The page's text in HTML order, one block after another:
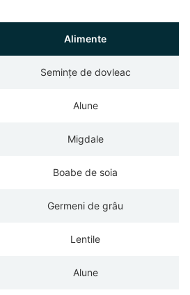
Alimente
Semințe de dovleac
Alune
Migdale
Boabe de soia
Germeni de grâu
Lentile
Alune